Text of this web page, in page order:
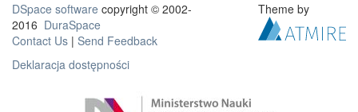
DSpace software copyright © 2002-
2016 DuraSpace
Contact Us | Send Feedback
Deklaracja dostępności
Theme by